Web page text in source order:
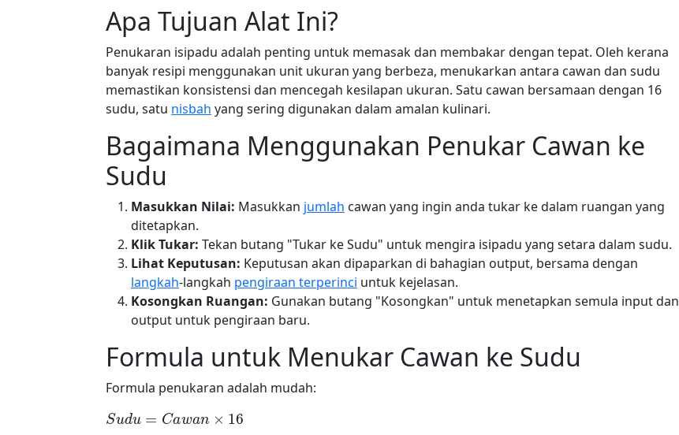
Apa Tujuan Alat Ini?
Penukaran isipadu adalah penting untuk memasak dan membakar dengan tepat. Oleh kerana
banyak resipi menggunakan unit ukuran yang berbeza, menukarkan antara cawan dan sudu
memastikan konsistensi dan mencegah kesilapan ukuran. Satu cawan bersamaan dengan 16
sudu, satu nisbah yang sering digunakan dalam amalan kulinari.
Bagaimana Menggunakan Penukar Cawan ke
Sudu
Masukkan Nilai: Masukkan jumlah cawan yang ingin anda tukar ke dalam ruangan yang
ditetapkan.
Klik Tukar: Tekan butang "Tukar ke Sudu" untuk mengira isipadu yang setara dalam sudu.
Lihat Keputusan: Keputusan akan dipaparkan di bahagian output, bersama dengan
langkah-langkah pengiraan terperinci untuk kejelasan.
Kosongkan Ruangan: Gunakan butang "Kosongkan" untuk menetapkan semula input dan
output untuk pengiraan baru.
Formula untuk Menukar Cawan ke Sudu
Formula penukaran adalah mudah:
Su d aw